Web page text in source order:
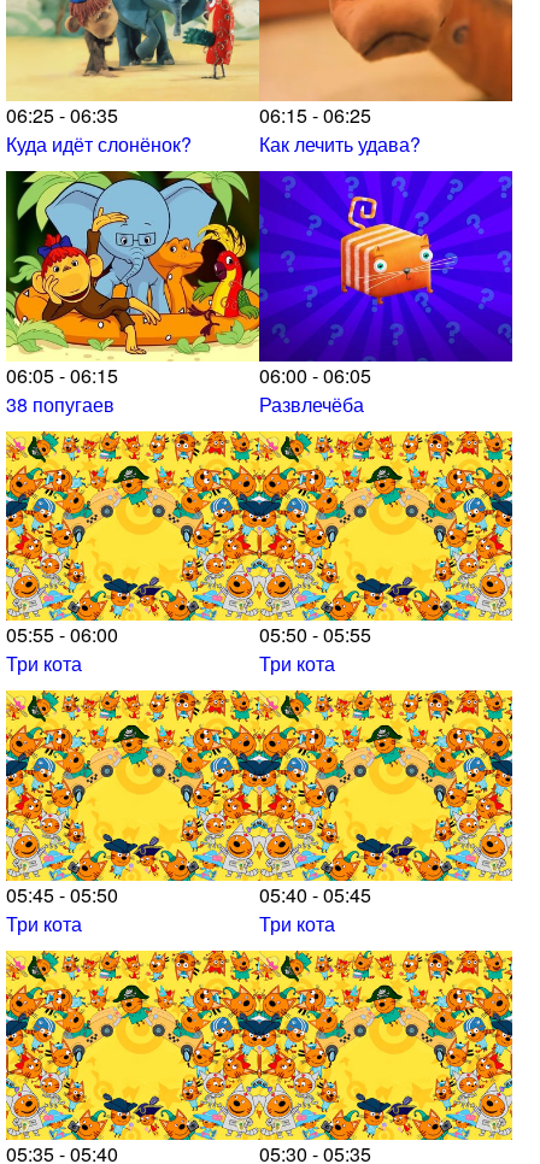
06:25 - 06:35
Куда идёт слонёнок?
06:15 - 06:25
Как лечить удава?
06:05 - 06:15
38 попугаев
06:00 - 06:05
Развлечёба
05:55 - 06:00
Три кота
05:50 - 05:55
Три кота
05:45 - 05:50
Три кота
05:40 - 05:45
Три кота
05:35 - 05:40 05:30 - 05:35